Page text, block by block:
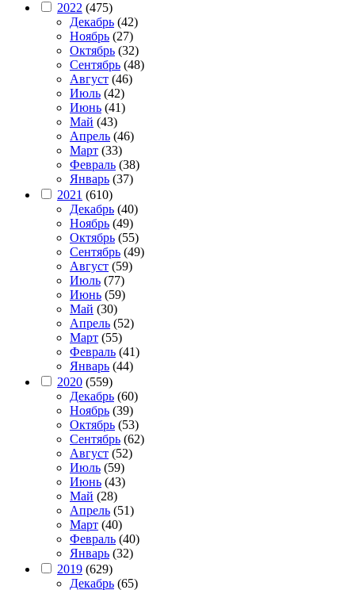
2022 (475)
Декабрь (42)
Ноябрь (27)
Октябрь (32)
Сентябрь (48)
Август (46)
Июль (42)
Июнь (41)
Май (43)
Апрель (46)
Март (33)
Февраль (38)
Январь (37)
2021 (610)
Декабрь (40)
Ноябрь (49)
Октябрь (55)
Сентябрь (49)
Август (59)
Июль (77)
Июнь (59)
Май (30)
Апрель (52)
Март (55)
Февраль (41)
Январь (44)
2020 (559)
Декабрь (60)
Ноябрь (39)
Октябрь (53)
Сентябрь (62)
Август (52)
Июль (59)
Июнь (43)
Май (28)
Апрель (51)
Март (40)
Февраль (40)
Январь (32)
2019 (629)
Декабрь (65)